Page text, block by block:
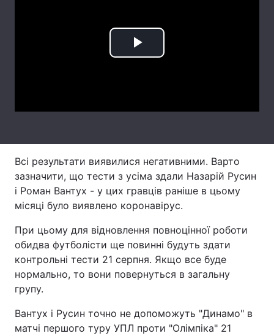
Статті
Архів Вакансії
Послуги
Тема оформлення
Play
Всі результати виявилися негативними. Варто
зазначити, що тести з усіма здали Назарій Русин
і Роман Вантух - у цих гравців раніше в цьому
місяці було виявлено коронавірус.
При цьому для відновлення повноцінної роботи
обидва футболісти ще повинні будуть здати
контрольні тести 21 серпня. Якщо все буде
нормально, то вони повернуться в загальну
групу.
Вантух і Русин точно не допоможуть "Динамо" в
матчі першого туру УПЛ проти "Олімпіка" 21